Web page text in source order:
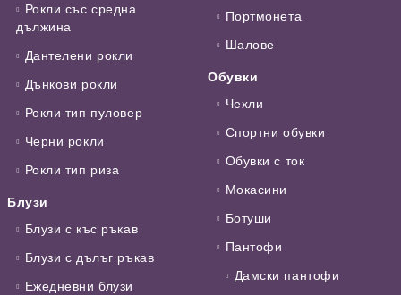
Рокли със средна
дължина
Дантелени рокли
Дънкови рокли
Рокли тип пуловер
Черни рокли
Рокли тип риза
Блузи
Блузи с къс ръкав
Блузи с дълъг ръкав
Ежедневни блузи
Портмонета
Шалове
Обувки
Чехли
Спортни обувки
Обувки с ток
Мокасини
Ботуши
Пантофи
Дамски пантофи